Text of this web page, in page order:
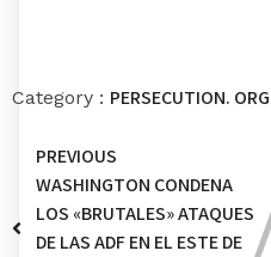
Category : PERSECUTION. ORG
PREVIOUS
WASHINGTON CONDENA
LOS «BRUTALES» ATAQUES
DE LAS ADF EN EL ESTE DE